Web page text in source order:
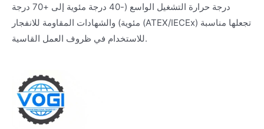
درجة حرارة التشغيل الواسع (-40 درجة مئوية إلى +70 درجة
مئوية) والشهادات المقاومة للانفجار (ATEX/IECEx) تجعلها مناسبة
للاستخدام في ظروف العمل القاسية.